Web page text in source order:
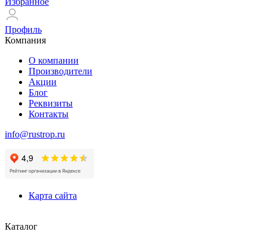
Профиль
Компания
О компании
Производители
Акции
Блог
Реквизиты
Контакты
info@rustrop.ru
Карта сайта
Каталог